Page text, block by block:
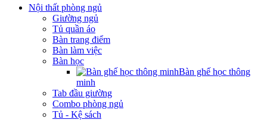
Nội thất phòng ngủ
Giường ngủ
Tủ quần áo
Bàn trang điểm
Bàn làm việc
Bàn học
Bàn ghế học thông
minh
Tab đầu giường
Combo phòng ngủ
Tủ - Kệ sách